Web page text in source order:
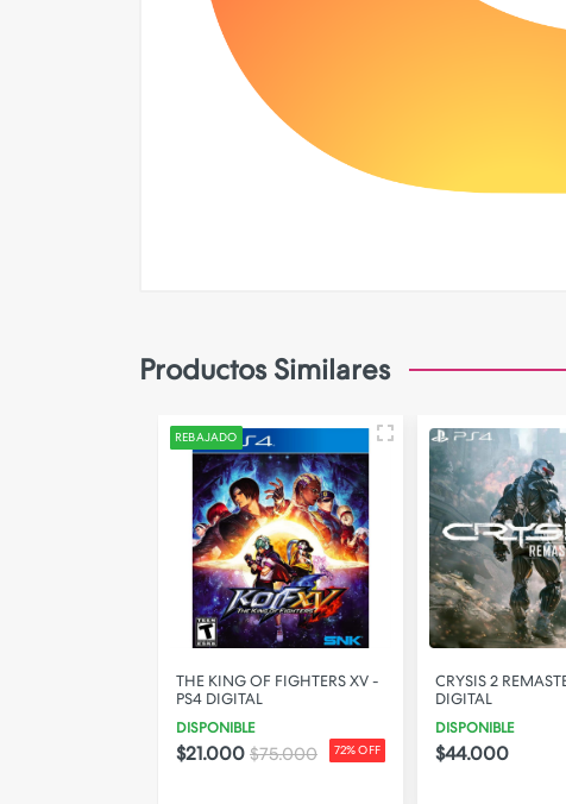
Productos Similares
REBAJADO
THE KING OF FIGHTERS XV -
PS4 DIGITAL
DISPONIBLE
72% OFF
$21.000 $75.000
CRYSIS 2
DIGITAL
DISPONIBLE
$44.000